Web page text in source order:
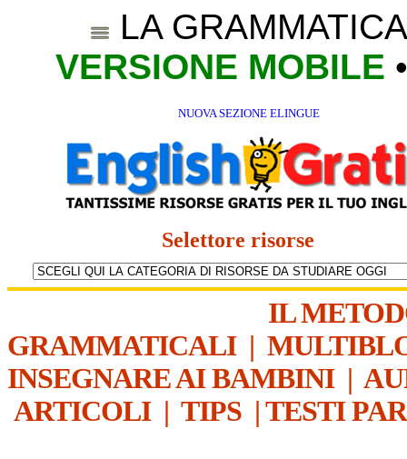
LA
VERSIONE MOBILE
NUOVA SEZIONE ELINGUE
Selettore risorse
IL
GRAMMATICALI|
INSEGNARE AI BAMBINI|
ARTICOLI| TIPS | TESTI